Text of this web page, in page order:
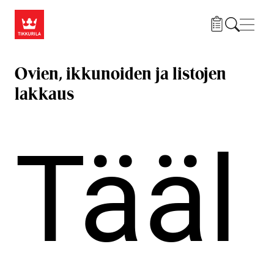
Ovien, ikkunoiden ja listojen
lakkaus
Tääl